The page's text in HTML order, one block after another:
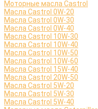
Моторные масла Castrol
Масла Castrol 0W-20
Масла Castrol 0W-30
Масла Castrol 0W-40
Масла Castrol 10W-30
Масла Castrol 10W-40
Масла Castrol 10W-50
Масла Castrol 10W-60
Масла Castrol 15W-40
Масла Castrol 20W-50
Масла Castrol 5W-20
Масла Castrol 5W-30
Масла Castrol 5W-40